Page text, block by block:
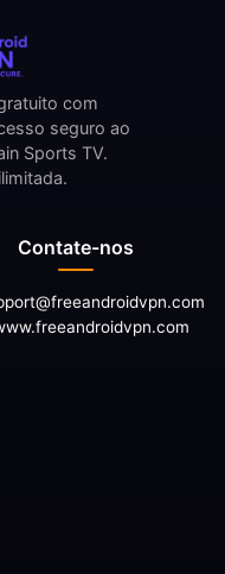
com
seguro ao
Sports TV.
Contate-nos